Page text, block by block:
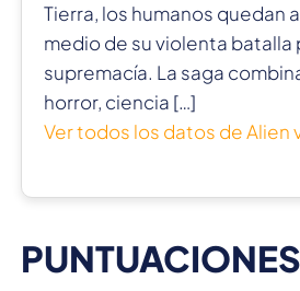
Tierra, los humanos quedan
medio de su violenta batalla
supremacía. La saga
horror, ciencia […]
Ver todos los datos de Alien
PUNTUACIONES